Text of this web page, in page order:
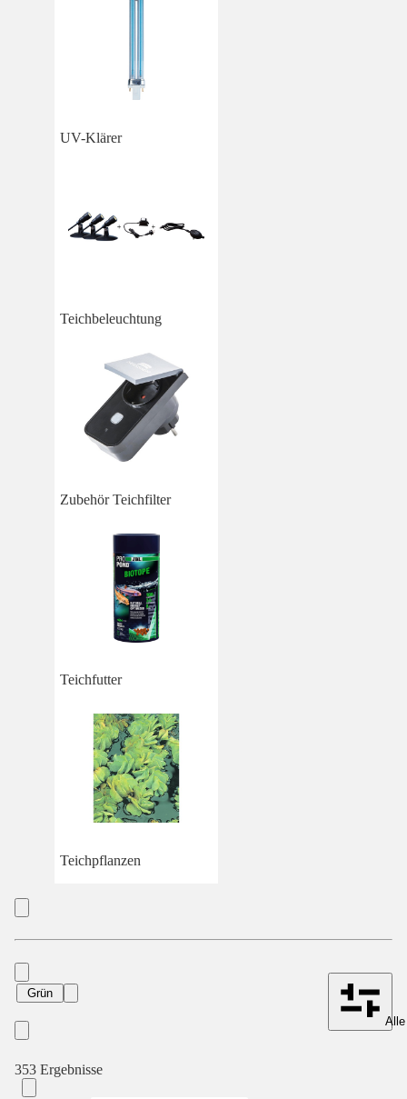
UV-Klärer
Teichbeleuchtung
Zubehör Teichfilter
Teichfutter
Teichpflanzen
Grün
353 Ergebnisse